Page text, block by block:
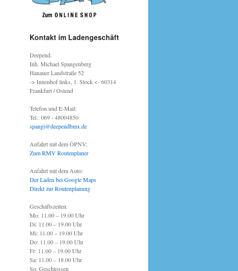
Kontakt im Ladengeschäft
Deepend.
Inh. Michael Spangenberg
Hanauer Landstraße 52
-> Innenhof links, 1. Stock <- 60314
Frankfurt / Ostend
Telefon und E-Mail:
Tel.: 069 - 48004850
spangi@deependbmx.de
Anfahrt mit dem ÖPNV:
Zum RMV Routenplaner
Anfahrt mit dem Auto:
Der Laden bei Google Maps
Direkt zur Routenplanung
Geschäftszeiten:
Mo: 11.00 – 19.00 Uhr
Di: 11.00 – 19.00 Uhr
Mi: 11.00 – 19.00 Uhr
Do: 11.00 – 19.00 Uhr
Fr: 11.00 – 19.00 Uhr
Sa: 11.00 – 18.00 Uhr
So: Geschlossen